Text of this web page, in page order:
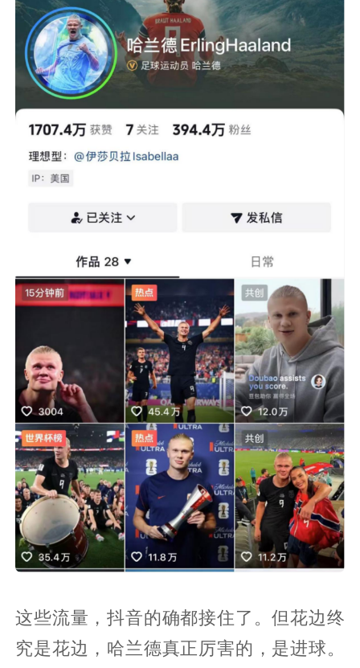
这些流量，抖音的确都接住了。但花边终
究是花边，哈兰德真正厉害的，是进球。